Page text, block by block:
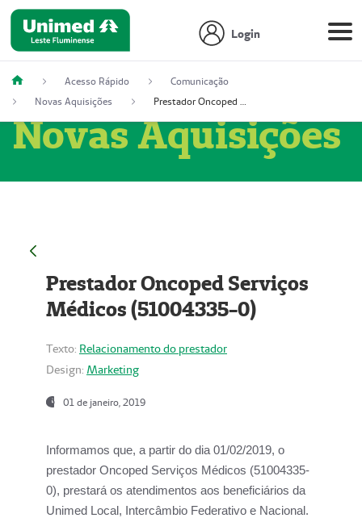
Login
Acesso Rápido
Comunicação
Novas Aquisições
Prestador Oncoped Serviços Médicos (51004335-0)
Novas Aquisições
Prestador Oncoped Serviços
Médicos (51004335-0)
Texto: Relacionamento do prestador
Design: Marketing
01 de janeiro, 2019
Informamos que, a partir do dia 01/02/2019, o
prestador Oncoped Serviços Médicos (51004335-
0), prestará os atendimentos aos beneficiários da
Unimed Local, Intercâmbio Federativo e Nacional.